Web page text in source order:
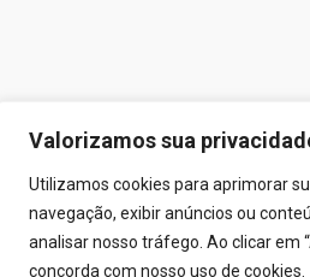
Valorizamos sua
Utilizamos cookies para aprimorar
navegação, exibir anúncios ou
analisar nosso tráfego. Ao clicar em
concorda com nosso uso de cookies.